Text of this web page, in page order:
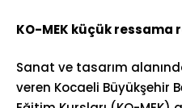
KO-MEK küçük ressama
Sanat ve tasarım
veren Kocaeli Büyükşehir